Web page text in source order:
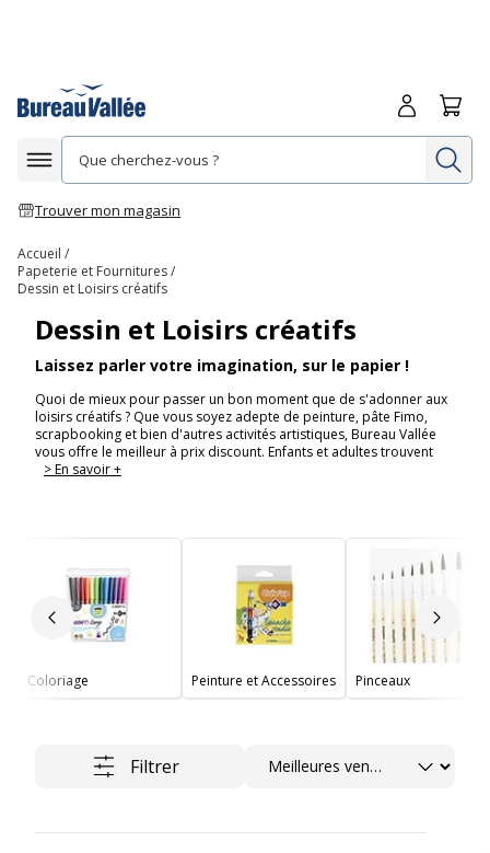
Afficher la navigation
Trouver mon magasin
Me
Accueil
Papeterie et Fournitures
Dessin et Loisirs créatifs
Dessin et Loisirs créatifs
Laissez parler votre imagination, sur le papier !
Quoi de mieux pour passer un bon moment que de s'adonner aux
loisirs créatifs ? Que vous soyez adepte de peinture, pâte Fimo,
scrapbooking et bien d'autres activités artistiques, Bureau Vallée
vous offre le meilleur à prix discount. Enfants et adultes trouvent
> En savoir +
Slide précédent Slide
Coloriage Peinture et Accessoires Pinceaux
Filtrer Trier